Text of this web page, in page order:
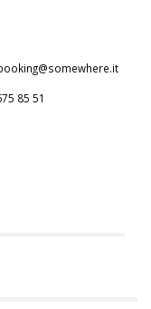
85 51